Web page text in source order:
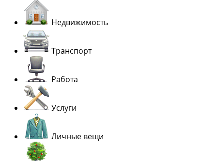
Недвижимость
Транспорт
Работа
Услуги
Личные вещи